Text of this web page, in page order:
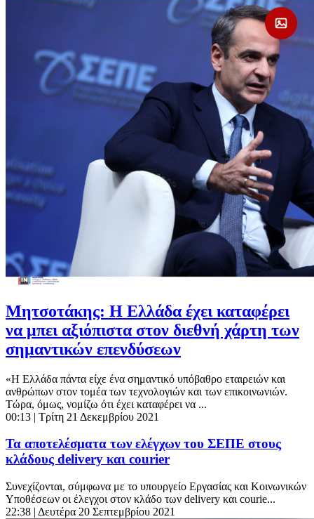
Μητσοτάκης: Η Ελλάδα έχει καταφέρει
να μπει αξιόπιστα στον διεθνή χάρτη των
σημαντικών επενδύσεων
«Η Ελλάδα πάντα είχε ένα σημαντικό υπόβαθρο εταιρειών και
ανθρώπων στον τομέα των τεχνολογιών και των επικοινωνιών.
Τώρα, όμως, νομίζω ότι έχει καταφέρει να ...
00:13 | Τρίτη 21 Δεκεμβρίου 2021
Τα αποτελέσματα των ελέγχων του ΣΕΠΕ στους
κλάδους delivery και courier
Συνεχίζονται, σύμφωνα με το υπουργείο Εργασίας και Κοινωνικών
Υποθέσεων οι έλεγχοι στον κλάδο των delivery και courie...
22:38 | Δευτέρα 20 Σεπτεμβρίου 2021